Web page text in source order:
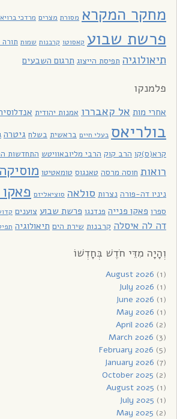
מחקר המקרא מסורת מצרים מרדכי
פרשת שבוע קאסוטו קרבנות שמות
תיאולוגיה תפיסת הייצוג תרגום השבעים
פלמנקו
אחרי מות אל קאבררו אמנות יהודית
בולריאס בעלי חיים בראשית בשלח גיטרה
קרא(ס)קו הרב קוק הרבי מליובאוויטש התחדשות
רואות חוסה מרסה טאנגוס טומאטיטו מוסיקה
ניניו דה-פורה נצרות סולאה סוציאליזם
ספרו פאקו פנייה פנדנגו פרשת שבוע צוענים
דה לה איסלה קרבנות שירת הים תיאולוגיה
וְהָיָה מִדֵּי חֹדֶשׁ בְּחָדְשׁוֹ
August 2026 (1)
July 2026 (1)
June 2026 (1)
May 2026 (1)
April 2026 (2)
March 2026 (3)
February 2026 (5)
January 2026 (7)
October 2025 (2)
August 2025 (1)
July 2025 (1)
May 2025 (2)